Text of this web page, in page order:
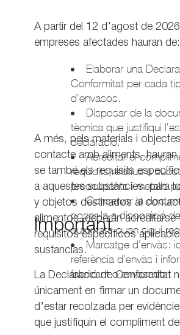
A partir del 12 d’agost de
empreses afectades hauran de:
Elaborar una
Conformitat per cada
d’envasos.
Disposar de la
tècnica que justifiqui
declaració.
Acreditar el
requisits relatius a
preocupants i metalls
Conservar la
posar-la a disposició
autoritats quan sigui
Marcatge d’envàs:
referència d’envàs i
fabricant o envasador.
A més, pels materials i
contacte amb aliments, hauran
se també els requisits
a aquestes substàncies. para
y objetos destinados al
alimentos, deberán acreditarse
requisitos específicos
sustancias.
Important
La Declaració de Conformitat
únicament en firmar un
d’estar recolzada per
que justifiquin el compliment